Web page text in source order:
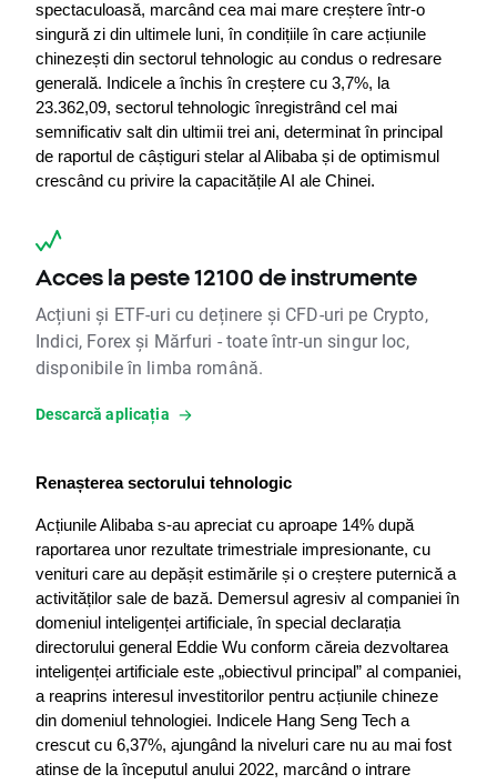
spectaculoasă, marcând cea mai mare creștere într-o
singură zi din ultimele luni, în condițiile în care acțiunile
chinezești din sectorul tehnologic au condus o redresare
generală. Indicele a închis în creștere cu 3,7%, la
23.362,09, sectorul tehnologic înregistrând cel mai
semnificativ salt din ultimii trei ani, determinat în principal
de raportul de câștiguri stelar al Alibaba și de optimismul
crescând cu privire la capacitățile AI ale Chinei.
Acces la peste 12100 de instrumente
Acțiuni și ETF-uri cu deținere și CFD-uri pe Crypto,
Indici, Forex și Mărfuri - toate într-un singur loc,
disponibile în limba română.
Descarcă aplicația
Renașterea sectorului tehnologic
Acțiunile Alibaba s-au apreciat cu aproape 14% după
raportarea unor rezultate trimestriale impresionante, cu
venituri care au depășit estimările și o creștere puternică a
activităților sale de bază. Demersul agresiv al companiei în
domeniul inteligenței artificiale, în special declarația
directorului general Eddie Wu conform căreia dezvoltarea
inteligenței artificiale este „obiectivul principal” al companiei,
a reaprins interesul investitorilor pentru acțiunile chineze
din domeniul tehnologiei. Indicele Hang Seng Tech a
crescut cu 6,37%, ajungând la niveluri care nu au mai fost
atinse de la începutul anului 2022, marcând o intrare